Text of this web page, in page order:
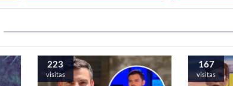
223
visitas
167
visitas